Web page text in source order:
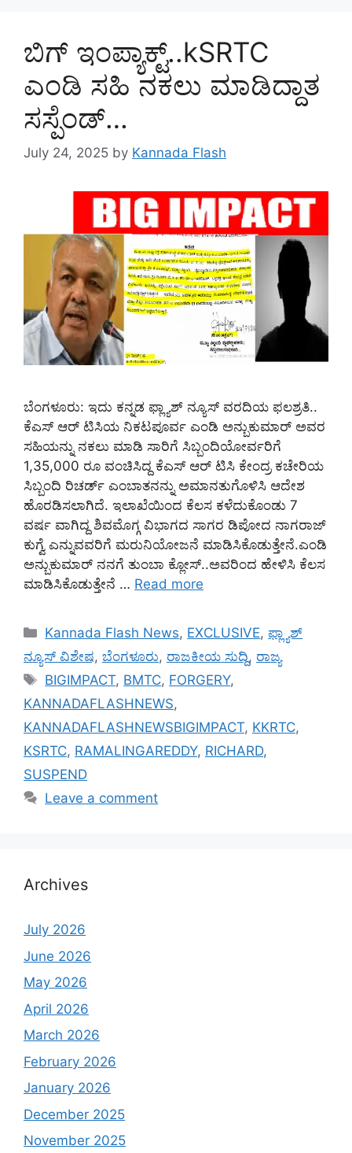
ಬಿಗ್ ಇಂಪ್ಯಾಕ್ಟ್..kSRTC
ಎಂಡಿ ಸಹಿ ನಕಲು ಮಾಡಿದ್ದಾತ
ಸಸ್ಪೆಂಡ್…
July 24, 2025 by Kannada Flash
ಬೆಂಗಳೂರು: ಇದು ಕನ್ನಡ ಫ್ಲ್ಯಾಶ್ ನ್ಯೂಸ್ ವರದಿಯ ಫಲಶ್ರತಿ..
ಕೆಎಸ್ ಆರ್ ಟಿಸಿಯ ನಿಕಟಪೂರ್ವ ಎಂಡಿ ಅನ್ಬುಕುಮಾರ್ ಅವರ
ಸಹಿಯನ್ನು ನಕಲು ಮಾಡಿ ಸಾರಿಗೆ ಸಿಬ್ಬಂದಿಯೋರ್ವರಿಗೆ
1,35,000 ರೂ ವಂಚಿಸಿದ್ದ ಕೆಎಸ್ ಆರ್ ಟಿಸಿ ಕೇಂದ್ರ ಕಚೇರಿಯ
ಸಿಬ್ಬಂದಿ ರಿಚರ್ಡ್ ಎಂಬಾತನನ್ನು ಅಮಾನತುಗೊಳಿಸಿ ಆದೇಶ
ಹೊರಡಿಸಲಾಗಿದೆ. ಇಲಾಖೆಯಿಂದ ಕೆಲಸ ಕಳೆದುಕೊಂಡು 7
ವರ್ಷ ವಾಗಿದ್ದ ಶಿವಮೊಗ್ಗ ವಿಭಾಗದ ಸಾಗರ ಡಿಪೋದ ನಾಗರಾಜ್
ಕುಗ್ವೆ ಎನ್ನುವವರಿಗೆ ಮರುನಿಯೋಜನೆ ಮಾಡಿಸಿಕೊಡುತ್ತೇನೆ.ಎಂಡಿ
ಅನ್ಬುಕುಮಾರ್ ನನಗೆ ತುಂಬಾ ಕ್ಲೋಸ್..ಅವರಿಂದ ಹೇಳಿಸಿ ಕೆಲಸ
ಮಾಡಿಸಿಕೊಡುತ್ತೇನೆ … Read more
Categories
Kannada Flash News, EXCLUSIVE, ಫ್ಲ್ಯಾಶ್
ನ್ಯೂಸ್ ವಿಶೇಷ, ಬೆಂಗಳೂರು, ರಾಜಕೀಯ ಸುದ್ದಿ, ರಾಜ್ಯ
Tags
BIGIMPACT, BMTC, FORGERY,
KANNADAFLASHNEWS,
KANNADAFLASHNEWSBIGIMPACT, KKRTC,
KSRTC, RAMALINGAREDDY, RICHARD,
SUSPEND
Leave a comment
Archives
July 2026
June 2026
May 2026
April 2026
March 2026
February 2026
January 2026
December 2025
November 2025